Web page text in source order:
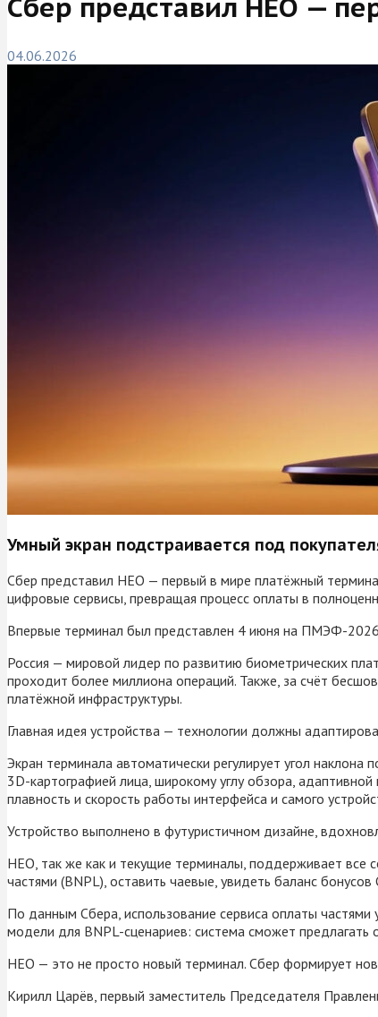
04.06.2026
Умный экран подстраивается под
Сбер представил НЕО — первый в мире платёжный
цифровые сервисы, превращая процесс оплаты в
Впервые терминал был представлен 4 июня на ПМЭФ-2026.
Россия — мировой лидер по развитию биометрических
проходит более миллиона операций. Также, за счёт
платёжной инфраструктуры.
Главная идея устройства — технологии должны
Экран терминала автоматически регулирует угол
3D-картографией лица, широкому углу обзора,
плавность и скорость работы интерфейса и самого
Устройство выполнено в футуристичном дизайне,
НЕО, так же как и текущие терминалы, поддерживает
частями (BNPL), оставить чаевые, увидеть баланс бонусов
По данным Сбера, использование сервиса оплаты
модели для BNPL-сценариев: система сможет предлагать
НЕО — это не просто новый терминал. Сбер формирует
Кирилл Царёв, первый заместитель Председателя